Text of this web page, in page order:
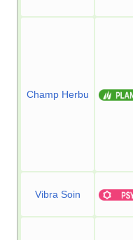
Champ Herbu
Vibra Soin